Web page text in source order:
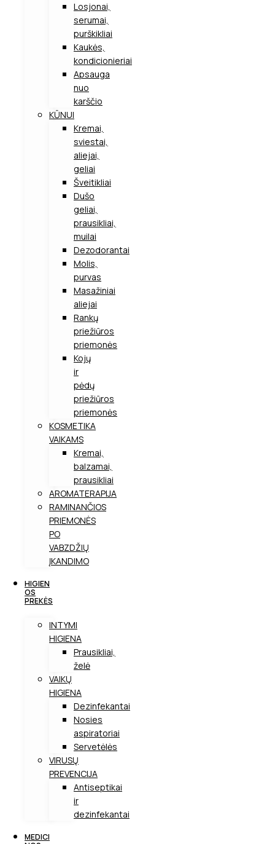
Losjonai,
serumai,
purškikliai
Kaukės,
kondicionieriai
Apsauga
nuo
karščio
KŪNUI
Kremai,
sviestai,
aliejai,
geliai
Šveitikliai
Dušo
geliai,
prausikliai,
muilai
Dezodorantai
Molis,
purvas
Masažiniai
aliejai
Rankų
priežiūros
priemonės
Kojų
ir
pėdų
priežiūros
priemonės
KOSMETIKA
VAIKAMS
Kremai,
balzamai,
prausikliai
AROMATERAPIJA
RAMINANČIOS
PRIEMONĖS
PO
VABZDŽIŲ
ĮKANDIMO
HIGIEN
OS
PREKĖS
INTYMI
HIGIENA
Prausikliai,
želė
VAIKŲ
HIGIENA
Dezinfekantai
Nosies
aspiratoriai
Servetėlės
VIRUSŲ
PREVENCIJA
Antiseptikai
ir
dezinfekantai
MEDICI